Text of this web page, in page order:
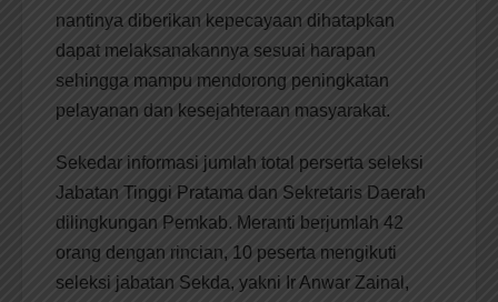
nantinya diberikan kepecayaan dihatapkan
dapat melaksanakannya sesuai harapan
sehingga mampu mendorong peningkatan
pelayanan dan kesejahteraan masyarakat.
Sekedar informasi jumlah total perserta seleksi
Jabatan Tinggi Pratama dan Sekretaris Daerah
dilingkungan Pemkab. Meranti berjumlah 42
orang dengan rincian, 10 peserta mengikuti
seleksi jabatan Sekda, yakni Ir Anwar Zainal,